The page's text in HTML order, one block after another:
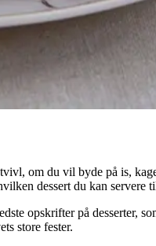
om du vil byde på is,
dessert du kan servere
opskrifter på desserter,
store fester.